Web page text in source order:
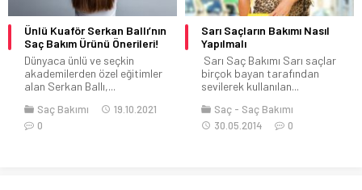
Ünlü Kuaför Serkan Ballı’nın
Saç Bakım Ürünü Önerileri!
Dünyaca ünlü ve seçkin
akademilerden özel eğitimler
alan Serkan Ballı,...
Saç Bakımı
19.10.2021
0
Sarı Saçların Bakımı Nasıl
Yapılmalı
Sarı Saç Bakımı Sarı saçlar
birçok bayan tarafından
sevilerek kullanılan...
Saç
Saç Bakımı
30.05.2014
0